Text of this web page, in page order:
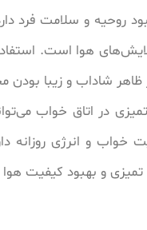
روحیه و سلامت فرد
هوا است.
ظاهر شاداب و زیبا
در اتاق خواب
خواب و انرژی
و بهبود کیفیت